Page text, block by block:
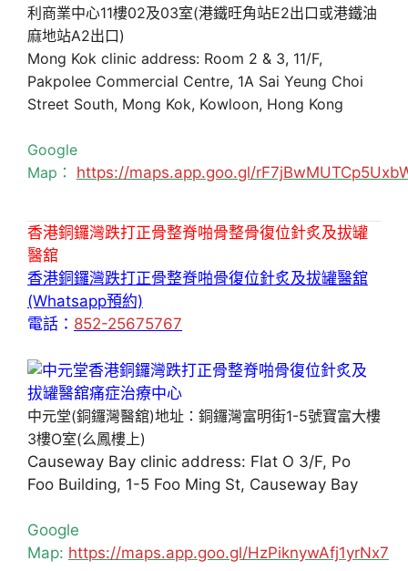
利商業中心11樓02及03室(港鐵旺角站E2出口或港鐵油
麻地站A2出口)
Mong Kok clinic address: Room 2 & 3, 11/F,
Pakpolee Commercial Centre, 1A Sai Yeung Choi
Street South, Mong Kok, Kowloon, Hong Kong
Google
Map： https://maps.app.goo.gl/
香港銅鑼灣跌打正骨整脊啪骨整骨復位針炙及拔罐
醫舘
香港銅鑼灣跌打正骨整脊啪骨復位針炙及拔罐醫舘
(Whatsapp預約)
電話： 852-25675767
中元堂(銅鑼灣醫舘)地址：銅鑼灣富明街1-5號寶富大樓
3樓O室(么鳳樓上)
Causeway Bay clinic address: Flat O 3/F, Po
Foo Building, 1-5 Foo Ming St, Causeway Bay
Google
Map: https://maps.app.goo.gl/HzPiknywAfj1yrNx7